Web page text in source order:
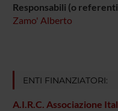
Responsabili (o
Zamo' Alberto
ENTI FINANZIATORI:
A.I.R.C. Associazione